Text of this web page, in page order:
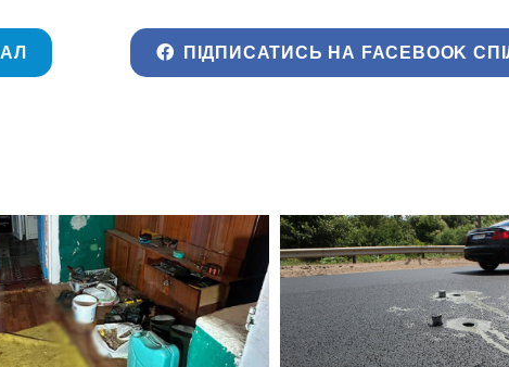
ПІДПИСАТИСЬ НА FACEBOOK